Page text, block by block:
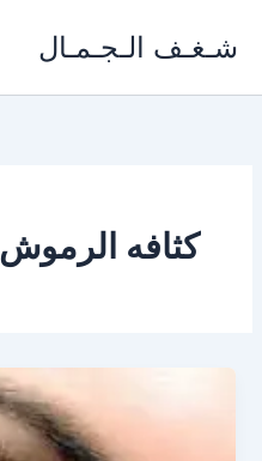
شـغـف الـجـمـال
كثافه الرموش